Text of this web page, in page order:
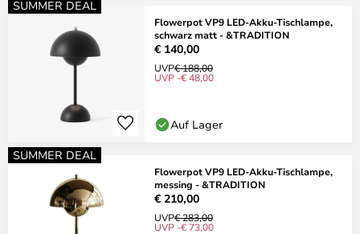
SUMMER DEAL
Flowerpot VP9 LED-Akku-Tischlampe,
schwarz matt - &TRADITION
€ 140,00
UVP€ 188,00
UVP -€ 48,00
Auf Lager
SUMMER DEAL
Flowerpot VP9 LED-Akku-Tischlampe,
messing - &TRADITION
€ 210,00
UVP€ 283,00
UVP -€ 73,00